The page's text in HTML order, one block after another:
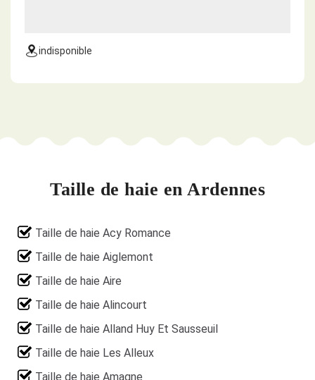
indisponible
Taille de haie en Ardennes
Taille de haie Acy Romance
Taille de haie Aiglemont
Taille de haie Aire
Taille de haie Alincourt
Taille de haie Alland Huy Et Sausseuil
Taille de haie Les Alleux
Taille de haie Amagne